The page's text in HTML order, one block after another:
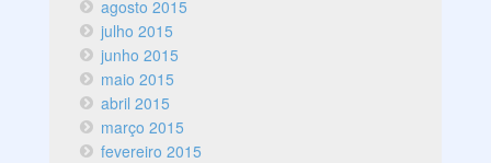
agosto 2015
julho 2015
junho 2015
maio 2015
abril 2015
março 2015
fevereiro 2015